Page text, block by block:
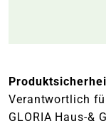
Verantwortlich
GLORIA Haus-&